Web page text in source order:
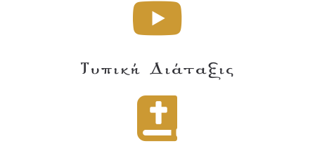
Τυπική Διάταξις